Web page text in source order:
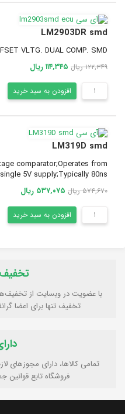
LM2903DR smd
VLTG. DUAL COMP. SMD
۱۲۲,۳۴۹ ریال ۱۱۴,۳۴۵ ریال
افزودن به سبد خرید
LM319D smd
comparator;Operates from
5V supply;Typically 80ns
۵۷۴,۶۷۰ ریال ۵۳۷,۰۷۵ ریال
افزودن به سبد خرید
با عضویت در وبسایت از
تخفیف تنها برای اعضا
تمامی كالاها، دارای مجوزهای
فروشگاه تابع